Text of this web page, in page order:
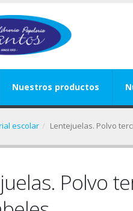
Nuestros productos
escolar Lentejuelas. Polvo
Polvo